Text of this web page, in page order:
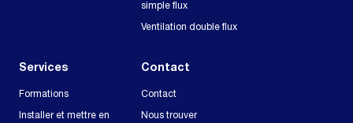
simple flux
Ventilation double flux
Services
Formations
Installer et mettre en
Contact
Contact
Nous trouver